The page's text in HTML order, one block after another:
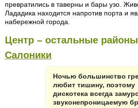
превратились в таверны и бары узо.
Лададика находится напротив порта и
набережной города.
Центр – остальные
Салоники
Ночью большинство
любит тишину, поэтому
дискотека всегда
звуконепроницаемую